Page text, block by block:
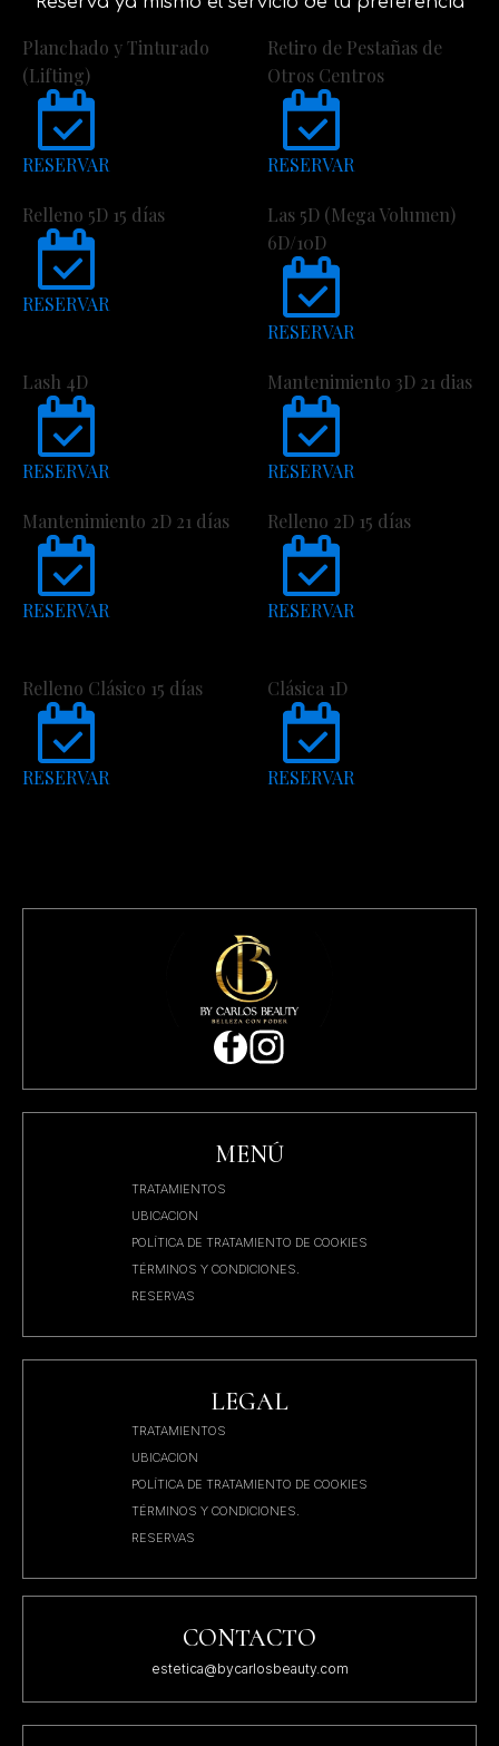
Planchado y Tinturado
(Lifting)
RESERVAR
Retiro de Pestañas de
Otros Centros
RESERVAR
Relleno 5D 15 días
RESERVAR
Las 5D (Mega Volumen)
6D/10D
RESERVAR
Lash 4D
RESERVAR
Mantenimiento 3D 21 dias
RESERVAR
Mantenimiento 2D 21 días
RESERVAR
Relleno 2D 15 días
RESERVAR
Relleno Clásico 15 días
RESERVAR
Clásica 1D
RESERVAR
MENÚ
TRATAMIENTOS
UBICACION
POLÍTICA DE TRATAMIENTO DE COOKIES
TÉRMINOS Y CONDICIONES.
RESERVAS
LEGAL
TRATAMIENTOS
UBICACION
POLÍTICA DE TRATAMIENTO DE COOKIES
TÉRMINOS Y CONDICIONES.
RESERVAS
CONTACTO
estetica@bycarlosbeauty.com